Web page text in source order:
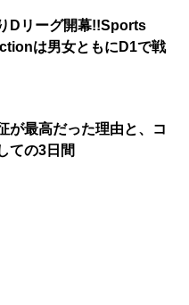
Dリーグ開幕!!Sports
は男女ともにD1で戦
が最高だった理由と、コ
ての3日間